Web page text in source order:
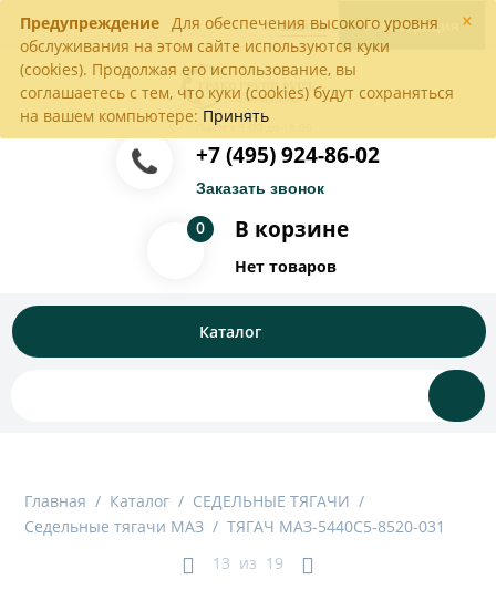
×
Предупреждение Для обеспечения высокого уровня
обслуживания на этом сайте используются куки
(cookies). Продолжая его использование, вы
соглашаетесь с тем, что куки (cookies) будут сохраняться
на вашем компьютере: Принять
Войти Регистрация
Пн-Пт с 9:00 до 18:00
+7 (495) 924-86-02
Заказать звонок
В корзине
0
Нет товаров
Каталог
Главная / Каталог / СЕДЕЛЬНЫЕ ТЯГАЧИ /
Седельные тягачи МАЗ / ТЯГАЧ МАЗ-5440С5-8520-031
13 из 19